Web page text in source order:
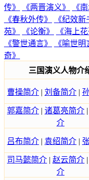
传》
《两晋演义》 《
《春秋外传》
《纪效新
苑》
《论衡》 《海上
《警世通言》
《喻世明
奇》
三国演义人物介
曹操简介 | 刘备简介 |
郭嘉简介 | 诸葛亮简介 |
介
吕布简介 | 袁绍简介 |
司马懿简介 | 赵云简介 |
介